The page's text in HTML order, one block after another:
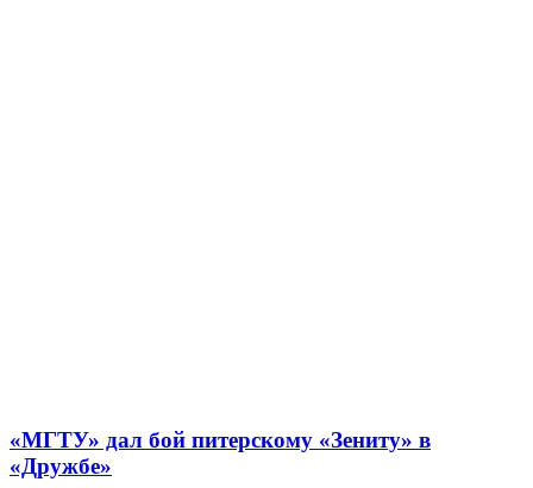
«МГТУ» дал бой питерскому «Зениту» в
«Дружбе»